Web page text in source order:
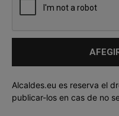
Alcaldes.eu es reserva el
publicar-los en cas de no